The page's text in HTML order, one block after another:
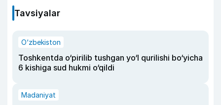
Tavsiyalar
O‘zbekiston
Toshkentda o‘pirilib tushgan yo‘l qurilishi bo‘yicha
6 kishiga sud hukmi o‘qildi
Madaniyat